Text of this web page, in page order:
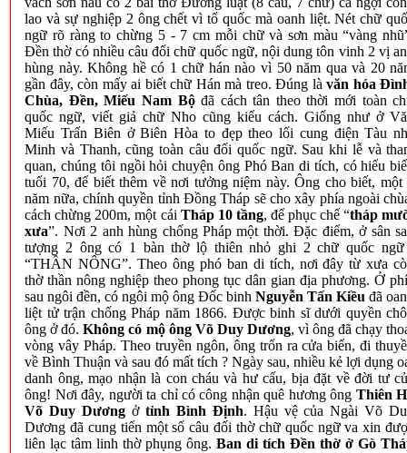
lao và sự nghiệp 2 ông chết vì tổ quốc mà oanh liệt. Nét chữ
ngữ rõ ràng to chừng 5 - 7 cm mỗi chữ và sơn màu “vàng
Đền thờ có nhiều câu đối chữ quốc ngữ, nội dung tôn vinh 2 vị
hùng này. Không hề có 1 chữ hán nào vì 50 năm qua và 20
gần đây, còn mấy ai biết chữ Hán mà treo. Đúng làvăn hóa
Chùa, Đền, Miếu NamBộđã cách tân theo thời mới toàn
quốc ngữ, viết giả chữ Nho cũng kiểu cách. Giống như ở
Miếu Trấn Biên ở Biên Hòa to đẹp theo lối cung điện Tàu
Minh và Thanh, cũng toàn câu đối quốc ngữ. Sau khi lễ và
quan, chúng tôi ngồi hỏi chuyện ông Phó Ban di tích, có hiểu
tuổi 70, để biết thêm về nơi tưởng niệm này. Ông cho biết, một
năm nữa, chính quyền tỉnh Đồng Tháp sẽ cho xây phía ngoài
cách chừng 200m, một cái Tháp 10 tầng, để phục chế “tháp
xưa”. Nơi 2 anh hùng chống Pháp một thời. Đặc điểm, ở sân
tượng 2 ông có 1 bàn thờ lộ thiên nhỏ ghi 2 chữ quốc
“THẦN NÔNG”. Theo ông phó ban di tích, nơi đây từ xưa
thờ thần nông nghiệp theo phong tục dân gian địa phương. Ở
sau ngôi đền, có ngôi mộ ông Đốc binhNguyễn Tấn Kiều đã
liệt tử trận chống Pháp năm 1866. Được binh sĩ dưới quyền
ông ở đó.Không có mộ ông Võ Duy Dương, vì ông đã chạy
vòng vây Pháp. Theo truyền ngôn, ông trốn ra cửa biển, đi
về Bình Thuận và sau đó mất tích ? Ngày sau, nhiều kẻ lợi dụng
danh ông, mạo nhận là con cháu và hư cấu, bịa đặt về đời tư
ông! Nơi đây, người ta chỉ có công nhận quê hương ông Thiên
Võ Duy Dương ở tỉnh Bình Định. Hậu vệ của Ngài Võ
Dương đã cung tiến một số câu đối thờ chữ quốc ngữ va xin
liên lạc tâm linh thờ phụng ông.Ban di tích Đền thờ ở Gò